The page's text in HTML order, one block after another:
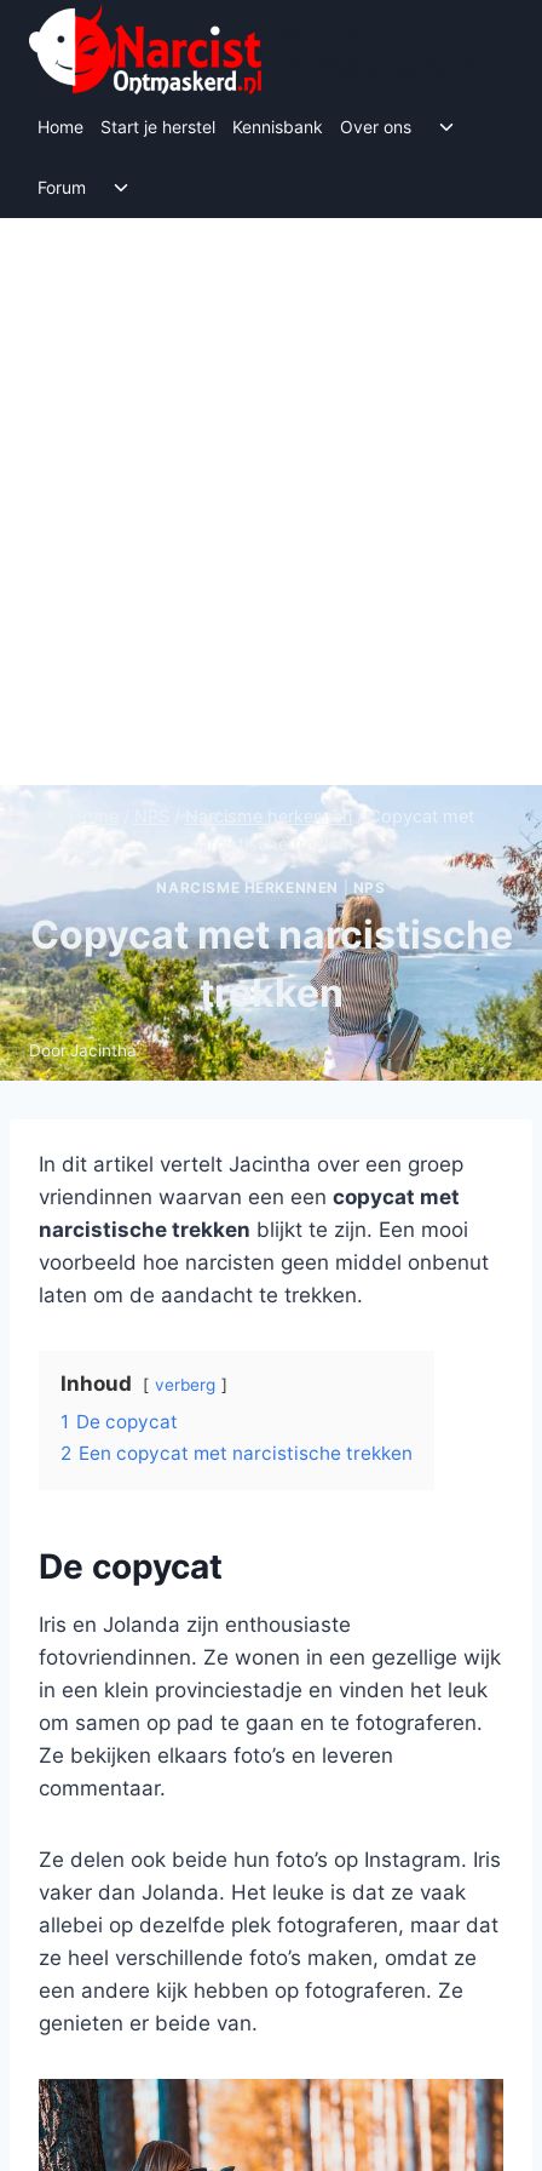
Doorgaan
naar
inhoud
Home Start je herstel Kennisbank Over ons Toggle
Forum Toggle submenu
Narcisme herkennen
Copycat met
narcistische trekken
NARCISME HERKENNEN NPS
Copycat met narcistische
trekken
DoorJacintha
In dit artikel vertelt Jacintha over een groep
vriendinnen waarvan een een copycat met
narcistische trekken blijkt te zijn. Een mooi
voorbeeld hoe narcisten geen middel onbenut
laten om de aandacht te trekken.
Inhoud verberg
1 De copycat
2 Een copycat met narcistische trekken
De copycat
Iris en Jolanda zijn enthousiaste
fotovriendinnen. Ze wonen in een gezellige wijk
in een klein provinciestadje en vinden het leuk
om samen op pad te gaan en te fotograferen.
Ze bekijken elkaars foto’s en leveren
commentaar.
Ze delen ook beide hun foto’s op Instagram. Iris
vaker dan Jolanda. Het leuke is dat ze vaak
allebei op dezelfde plek fotograferen, maar dat
ze heel verschillende foto’s maken, omdat ze
een andere kijk hebben op fotograferen. Ze
genieten er beide van.